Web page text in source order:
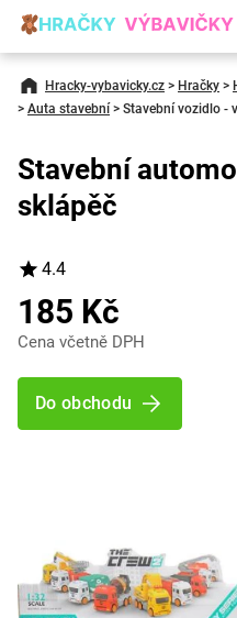
Hracky-vybavicky.cz > Hračky >
> Auta stavební > Stavební vozidlo -
Stavební
sklápěč
4.4
185 Kč
Cena včetně DPH
Do obchodu